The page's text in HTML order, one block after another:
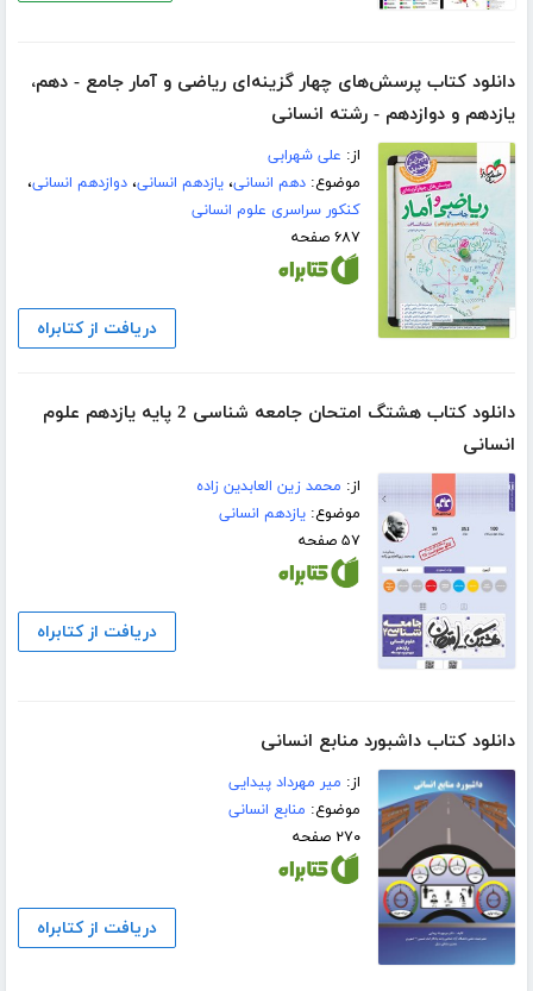
دانلود کتاب پرسش‌های چهار گزینه‌ای ریاضی و آمار جامع - دهم،
یازدهم و دوازدهم - رشته انسانی
از: علی شهرابی
موضوع:دهم انسانی،یازدهم انسانی،دوازدهم انسانی،
کنکور سراسری علوم انسانی
۶۸۷ صفحه
دریافت از کتابراه
دانلود کتاب هشتگ امتحان جامعه شناسی 2 پایه یازدهم علوم
انسانی
از: محمد زین العابدین زاده
موضوع:یازدهم انسانی
۵۷ صفحه
دریافت از کتابراه
دانلود کتاب داشبورد منابع انسانی
از: میر مهرداد پیدایی
موضوع: منابع انسانی
۲۷۰ صفحه
دریافت از کتابراه